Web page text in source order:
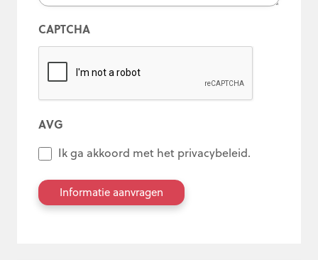
CAPTCHA
AVG
Ik ga akkoord met het privacybeleid.